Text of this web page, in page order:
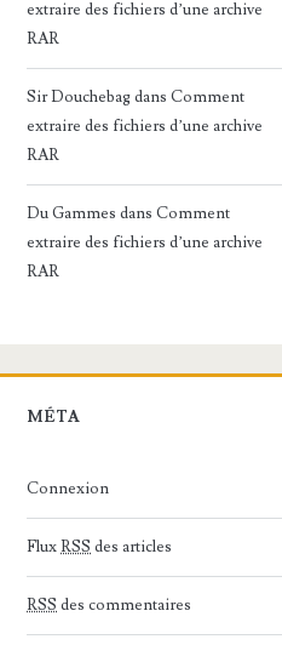
extraire des fichiers d’une archive
RAR
Sir DouchebagdansComment
extraire des fichiers d’une archive
RAR
Du Gammes dansComment
extraire des fichiers d’une archive
RAR
MÉTA
Connexion
FluxRSS des articles
RSS des commentaires